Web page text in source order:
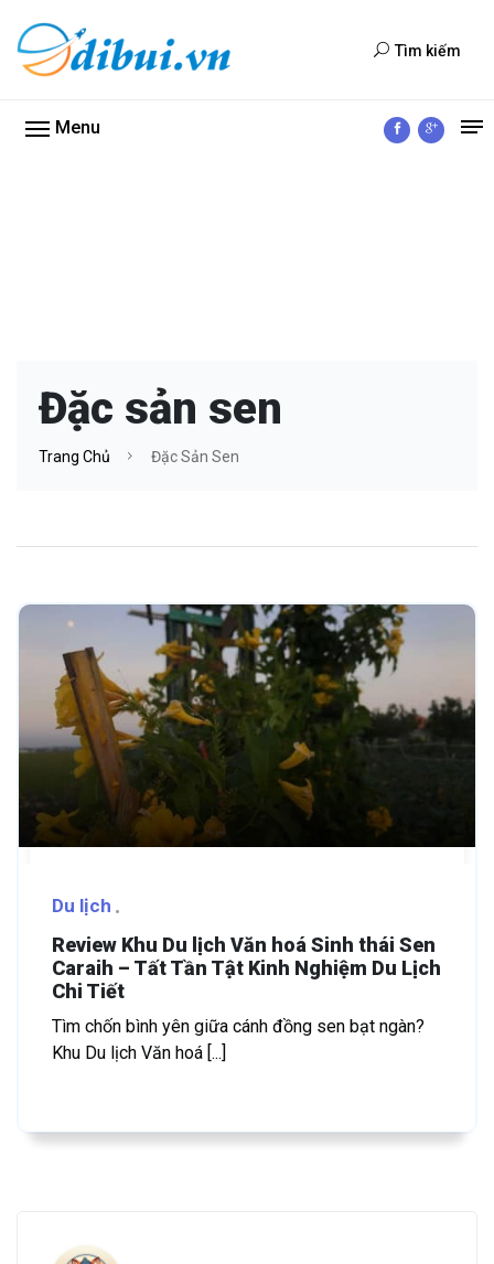
Tìm kiếm
Menu
Đặc sản sen
Trang Chủ Đặc Sản Sen
Du lịch
Review Khu Du lịch Văn hoá Sinh thái Sen
Caraih – Tất Tần Tật Kinh Nghiệm Du Lịch
Chi Tiết
Tìm chốn bình yên giữa cánh đồng sen bạt ngàn?
Khu Du lịch Văn hoá [...]